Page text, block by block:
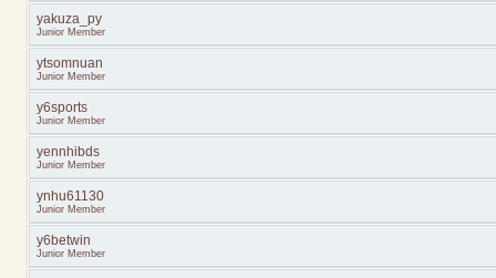
yakuza_py
Junior Member
ytsomnuan
Junior Member
y6sports
Junior Member
yennhibds
Junior Member
ynhu61130
Junior Member
y6betwin
Junior Member